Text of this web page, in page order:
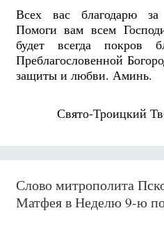
Всех вас благодарю
Помоги вам всем
будет всегда покров
Преблагословенной
защиты и любви. Аминь.
Свято-Троицкий
Слово митрополита
Матфея в Неделю 9-ю